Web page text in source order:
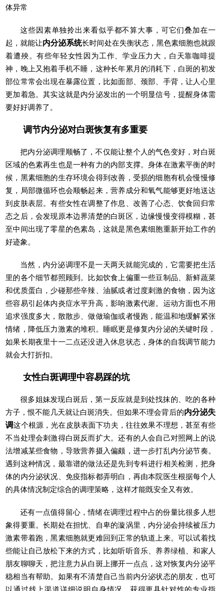
体异常
这些因素单独拎出来看似乎都不算大事，可它们叠加在一
起，就能让内分泌系统长时间处在失衡状态，黑色素细胞也就跟
着遭殃。有些年轻女性因为工作、学业压力大，白天靠咖啡提
神，晚上又抱着手机不睡，这种长年累月的消耗下，白斑的初发
部位常常会出现在暴露位置，比如面部、颈部、手背，让人心里
更加着急。其实这就是内分泌发出的一个明显信号，提醒身体需
要好好调养了。
调节内分泌对白斑恢复有多重要
把内分泌调理顺畅了，不仅能让整个人的气色变好，对白斑
区域的色素再生也是一种有力的内部支撑。身体在激素平衡的时
候，黑素细胞的生存环境会得到改善，受损的细胞有机会慢慢修
复，局部微循环也会顺畅起来，营养成分和氧气能够更好地送达
到皮肤表层。有些女性在调整了作息、改善了心态、饮食回归常
态之后，会发现原本边界清楚的白斑区，边缘慢慢变得模糊，甚
至中间出现了零星的色素岛，这就是黑色素细胞重新开始工作的
好迹象。
当然，内分泌调理不是一天两天就能完成的，它需要把生活
里的各个细节都照顾到。比如饮食上偏重一些豆制品、新鲜蔬菜
和优质蛋白，少碰那些辛辣、油腻或者过度刺激的食物，因为这
些容易引起体内炎症水平升高，影响激素代谢。运动方面也不用
追求强度多大，散散步、做做瑜伽或者慢跑，能温和地缓解紧张
情绪，降低压力激素的堆积。睡眠更是修复内分泌的关键时段，
如果长期夜里十一二点还没进入休息状态，身体的自我调节能力
就会大打折扣。
女性白斑调理中容易踩的坑
很多姐妹发现白斑后，第一反应就是到处找抹的、吃的各种
方子，恨不能几天就让白斑消失。但如果不理会背后的内分泌失
调这个根源，光在皮肤表面下功夫，往往效果不理想，甚至有些
不当处理会刺激得白斑反而扩大。还有的人会自己对照网上的说
法增减某些食物，导致营养摄入偏颇，进一步打乱内分泌节奏。
遇到这种情况，最靠谱的做法还是先到专科进行相关检测，把身
体的内分泌状况、免疫指标都弄明白，再由本院医生根据每个人
的具体情况制定综合的调理策略，这样才能既安全又有效。
还有一点值得留心，情绪在调理过程中占的份量比很多人想
象得要重。长期处在担忧、自卑的漩涡里，内分泌会持续被压力
激素带着跑，黑素细胞就更难回到正常的轨道上来。可以试着找
些能让自己放松下来的方式，比如听听音乐、养养绿植、和家人
朋友聊聊天，把注意力从白斑上挪开一点点，这对恢复内分泌平
稳相当有帮助。如果有不清楚自己当前内分泌状态的朋友，也可
以通过线上渠道详细说明自身情况，获得更具针对性的专业指